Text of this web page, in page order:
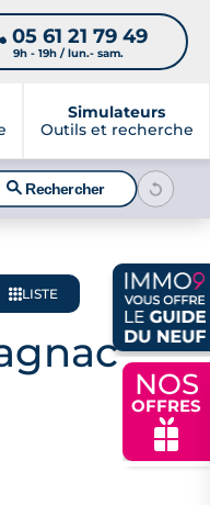
05 61 21 79 49
9h - 19h / lun.- sam.
Simulateurs
Outils et recherche
NOS
OFFRES
🎁
🔍Rechercher
📋LISTE